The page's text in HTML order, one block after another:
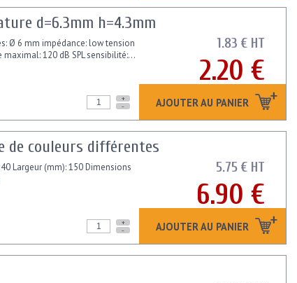
1.83 € HT
2.20 €
AJOUTER AU PANIER
d=6.3mm h=4.3mm
Ø 6 mm impédance: low tension
120 dB SPL sensibilité:...
+
-
5.75 € HT
6.90 €
AJOUTER AU PANIER
de couleurs différentes
Largeur (mm): 150 Dimensions
+
-